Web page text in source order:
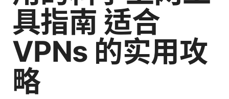
具指南 适合
VPNs 的实用攻
略